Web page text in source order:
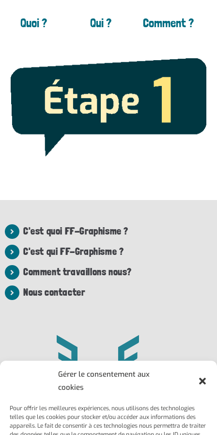
Gérer le consentement aux
cookies
Pour offrir les meilleures expériences, nous utilisons des technologies
telles que les cookies pour stocker et/ou accéder aux informations des
appareils. Le fait de consentir à ces technologies nous permettra de traiter
Quoi ? Qui ? Comment ?
C'est quoi FF-Graphisme ?
C'est qui FF-Graphisme ?
Comment travaillons nous?
Nous contacter
Philippe
Larroque
Frédéric
Ailhaud